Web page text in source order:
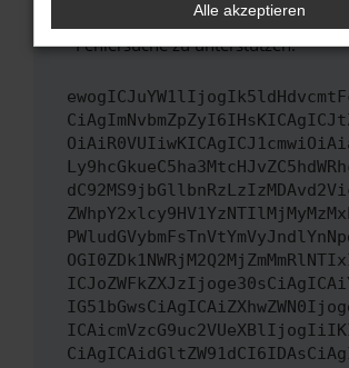
uns diesen Text schicken, um uns
Fehlersuche zu unterstützen:
Alle akzeptieren